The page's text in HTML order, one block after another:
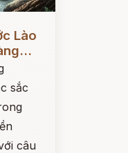
Lào
sắc
câu